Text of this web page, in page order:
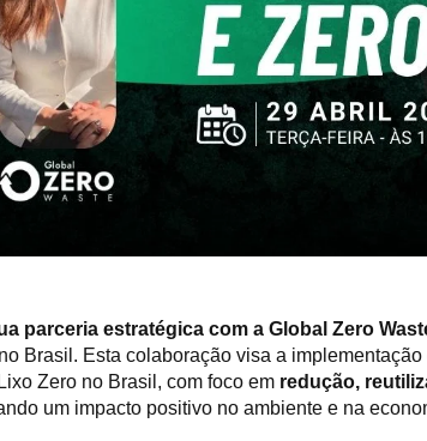
parceria estratégica com a Global Zero
Brasil. Esta colaboração visa a
Zero no Brasil, com foco em redução,
um impacto positivo no ambiente e na